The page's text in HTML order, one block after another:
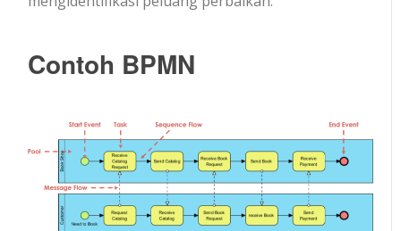
Contoh BPMN